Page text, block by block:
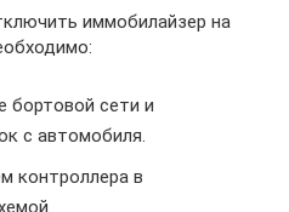
иммобилайзер на
бортовой сети и
с автомобиля.
контроллера в